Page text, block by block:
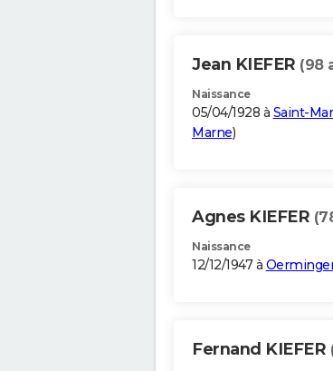
Jean KIEFER (98
Naissance
05/04/1928 à Saint-
Marne)
Agnes KIEFER
Naissance
12/12/1947 à
Fernand KIEFER